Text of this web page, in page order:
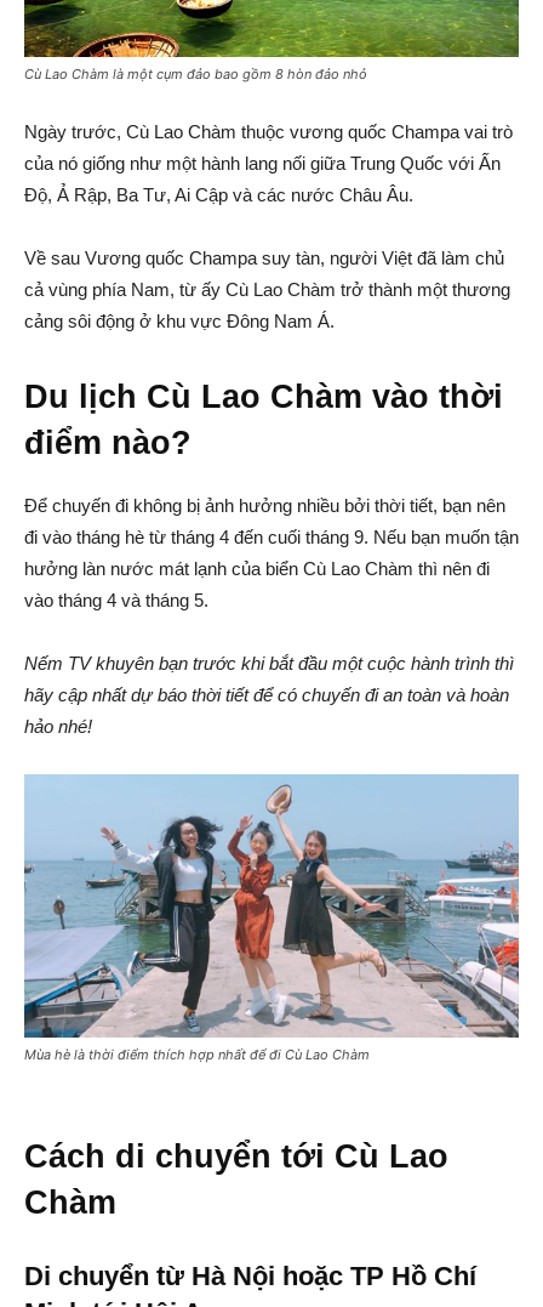
Cù Lao Chàm là một cụm đảo bao gồm 8 hòn đảo nhỏ
Ngày trước, Cù Lao Chàm thuộc vương quốc Champa vai trò
của nó giống như một hành lang nối giữa Trung Quốc với Ấn
Độ, Ả Rập, Ba Tư, Ai Cập và các nước Châu Âu.
Về sau Vương quốc Champa suy tàn, người Việt đã làm chủ
cả vùng phía Nam, từ ấy Cù Lao Chàm trở thành một thương
cảng sôi động ở khu vực Đông Nam Á.
Du lịch Cù Lao Chàm vào thời
điểm nào?
Để chuyến đi không bị ảnh hưởng nhiều bởi thời tiết, bạn nên
đi vào tháng hè từ tháng 4 đến cuối tháng 9. Nếu bạn muốn tận
hưởng làn nước mát lạnh của biển Cù Lao Chàm thì nên đi
vào tháng 4 và tháng 5.
Nếm TV khuyên bạn trước khi bắt đầu một cuộc hành trình thì
hãy cập nhất dự báo thời tiết để có chuyến đi an toàn và hoàn
hảo nhé!
Mùa hè là thời điểm thích hợp nhất để đi Cù Lao Chàm
Cách di chuyển tới Cù Lao
Chàm
Di chuyển từ Hà Nội hoặc TP Hồ Chí